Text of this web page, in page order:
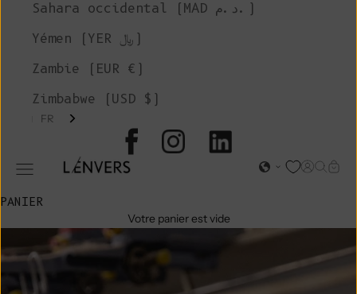
L'ENVERS
Ouvrir le menu de navigation Page
Sahara occidental (MAD د.م.)
Yémen (YER ﷼)
Zambie (EUR €)
Zimbabwe (USD $)
FR
PANIER
Votre panier est vide